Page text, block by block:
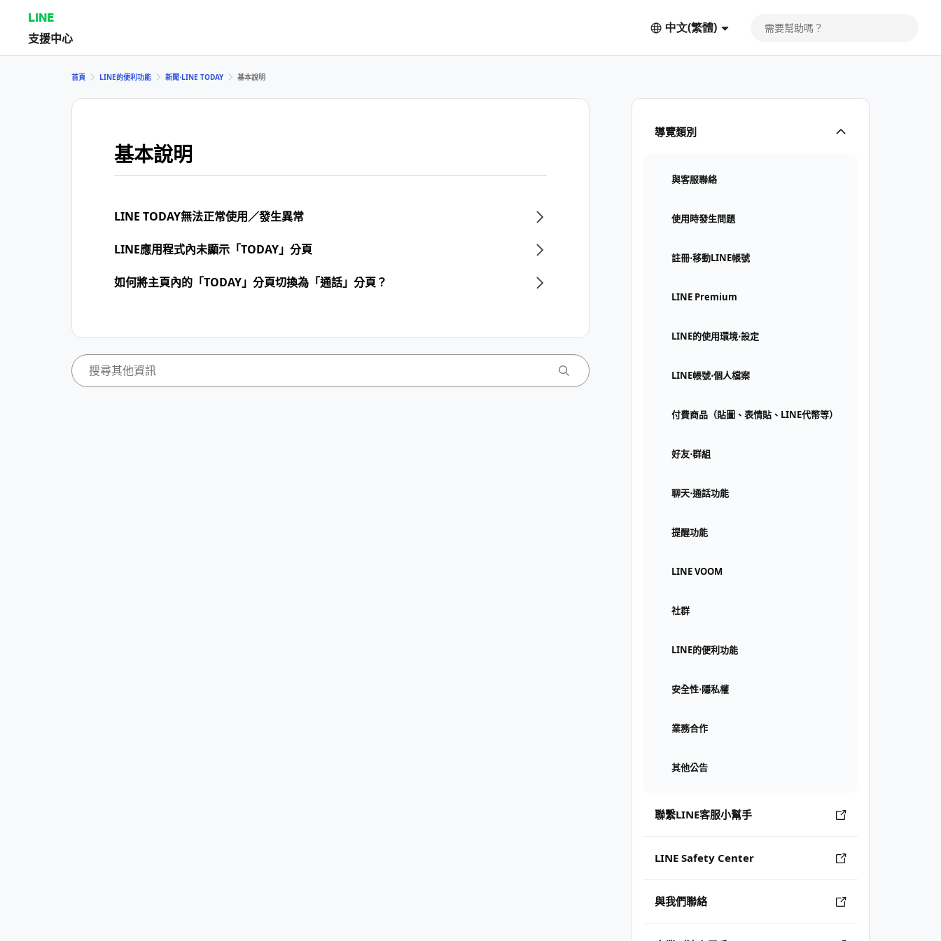
LINE
支援中心
中文(繁體)
導覽類別
與客服聯絡
使用時發生問題
註冊⋅移動LINE帳號
LINE Premium
LINE的使用環境⋅設定
LINE帳號⋅個人檔案
付費商品（貼圖、表情貼、LINE代幣等）
好友⋅群組
聊天⋅通話功能
提醒功能
LINE VOOM
社群
LINE的便利功能
安全性⋅隱私權
業務合作
其他公告
聯繫LINE客服小幫手
LINE Safety Center
與我們聯絡
首頁 LINE的便利功能 新聞⋅LINE TODAY 基本說明
基本說明
LINE TODAY無法正常使用／發生異常
LINE應用程式內未顯示「TODAY」分頁
如何將主頁內的「TODAY」分頁切換為「通話」分頁？